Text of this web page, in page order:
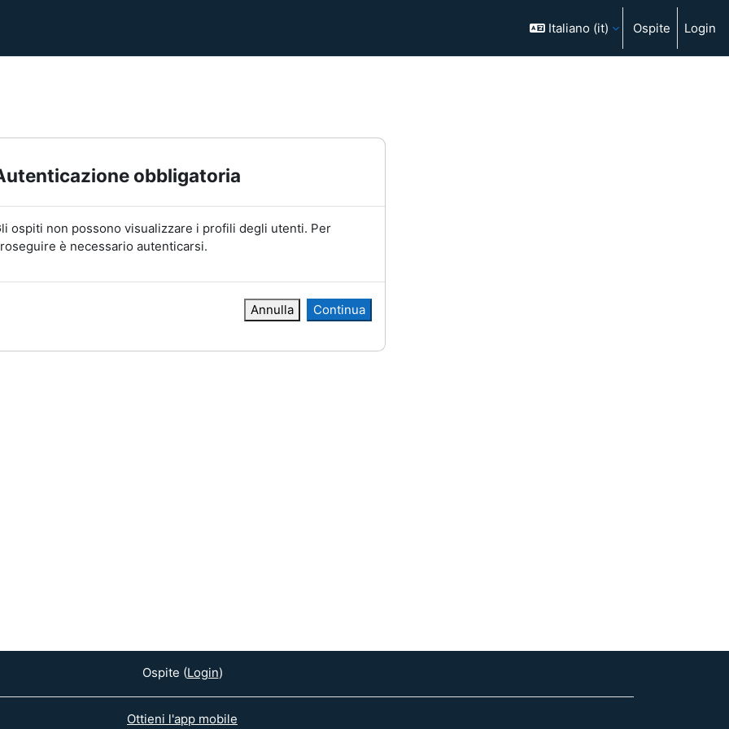
Italiano ‎(it)‎ Ospite Login
obbligatoria
ospiti non possono visualizzare i profili degli utenti. Per
è necessario autenticarsi.
Annulla Continua
Ospite (Login)
Ottieni l'app mobile